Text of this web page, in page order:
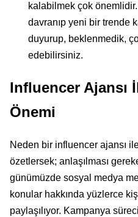
kalabilmek çok
davranıp yeni bir trende
duyurup, beklenmedik,
edebilirsiniz.
Influencer Ajansı
Önemi
Neden bir influencer ajansı
özetlersek; anlaşılması
günümüzde sosyal medya
konular hakkında yüzlerce
paylaşılıyor. Kampanya